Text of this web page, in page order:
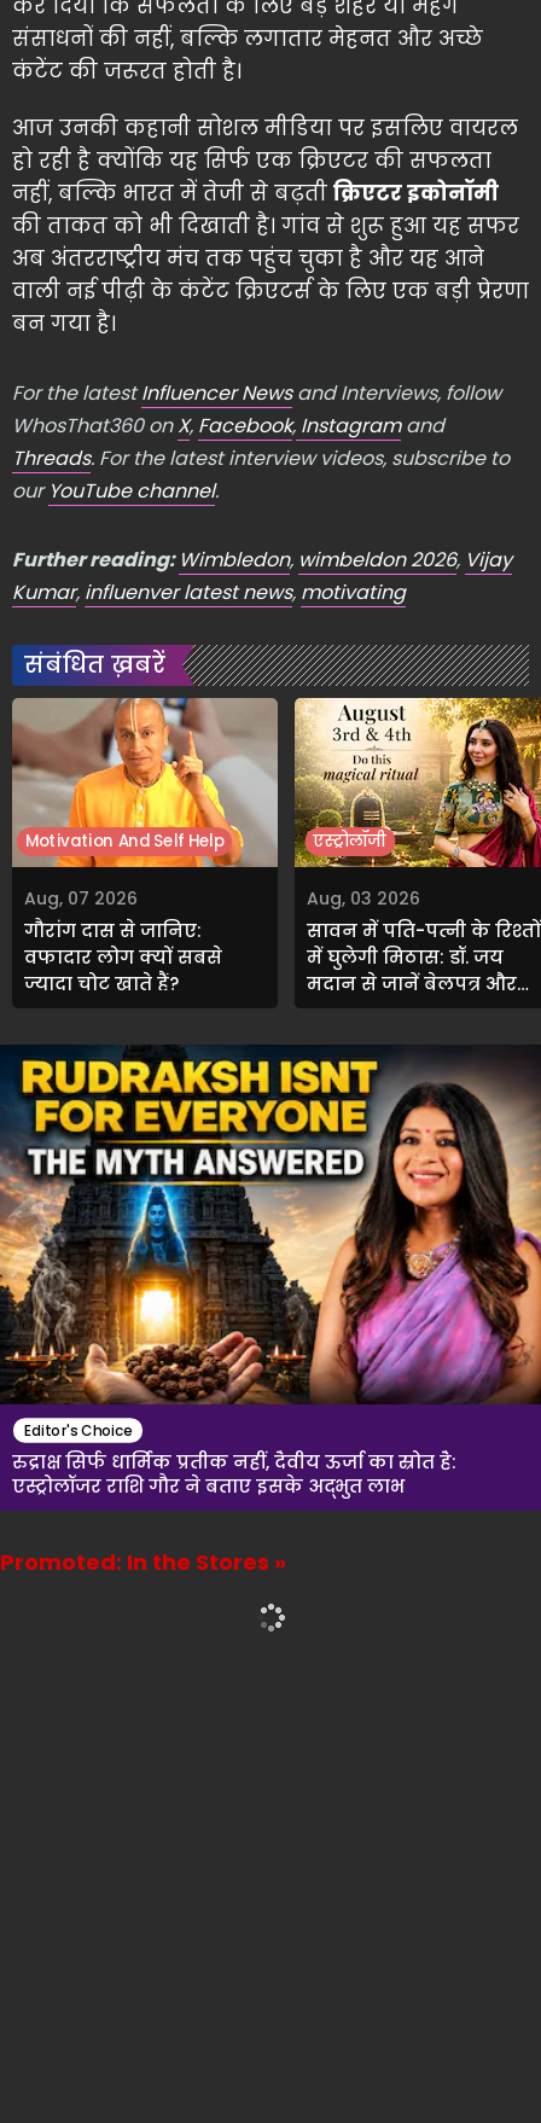
संसाधनों की नहीं, बल्कि लगातार मेहनत और अच्छे
कंटेंट की जरूरत होती है।
आज उनकी कहानी सोशल मीडिया पर इसलिए वायरल
हो रही है क्योंकि यह सिर्फ एक क्रिएटर की सफलता
नहीं, बल्कि भारत में तेजी से बढ़ती क्रिएटर इकोनॉमी
की ताकत को भी दिखाती है। गांव से शुरू हुआ यह सफर
अब अंतरराष्ट्रीय मंच तक पहुंच चुका है और यह आने
वाली नई पीढ़ी के कंटेंट क्रिएटर्स के लिए एक बड़ी प्रेरणा
बन गया है।
For the latestInfluencer Newsand Interviews, follow
WhosThat360 onX, Facebook, Instagramand
Threads. For the latest interview videos, subscribe to
our YouTube channel.
Further reading: Wimbledon, wimbeldon 2026, Vijay
Kumar, influenver latest news, motivating
संबंधित ख़बरें
Aug, 07 2026
गौरांग दास से जानिए:
वफादार लोग क्यों सबसे
ज्यादा चोट खाते हैं?
Motivation And Self Help
Aug, 03 2026
सावन में पति-पत्नी के रिश्तों
में घुलेगी मिठास: डॉ. जय
मदान से जानें बेलपत्र और
मौली का अचूक उपाय
एस्ट्रोलॉजी
Editor's Choice
रुद्राक्ष सिर्फ धार्मिक प्रतीक नहीं, दैवीय ऊर्जा का स्रोत है:
एस्ट्रोलॉजर राशि गौर ने बताए इसके अद्भुत लाभ
Promoted: In the Stores »